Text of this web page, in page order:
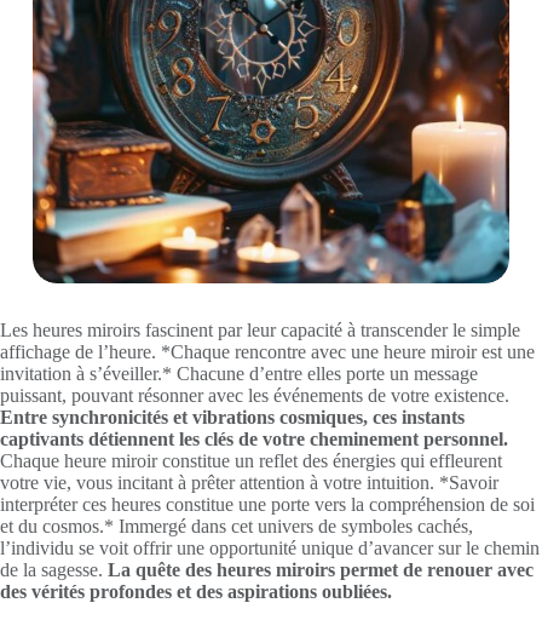
Les heures miroirs fascinent par leur capacité à transcender le simple
affichage de l’heure. *Chaque rencontre avec une heure miroir est une
invitation à s’éveiller.* Chacune d’entre elles porte un message
puissant, pouvant résonner avec les événements de votre existence.
Entre synchronicités et vibrations cosmiques, ces instants
captivants détiennent les clés de votre cheminement personnel.
Chaque heure miroir constitue un reflet des énergies qui effleurent
votre vie, vous incitant à prêter attention à votre intuition. *Savoir
interpréter ces heures constitue une porte vers la compréhension de soi
et du cosmos.* Immergé dans cet univers de symboles cachés,
l’individu se voit offrir une opportunité unique d’avancer sur le chemin
de la sagesse. La quête des heures miroirs permet de renouer avec
des vérités profondes et des aspirations oubliées.